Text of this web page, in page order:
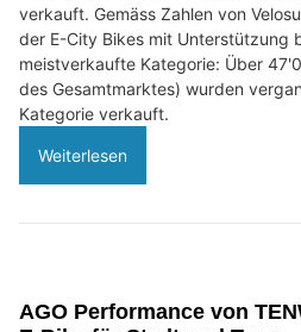
verkauft. Gemäss Zahlen von
der E-City Bikes mit Unterstützung
meistverkaufte Kategorie: Über
des Gesamtmarktes) wurden
Kategorie verkauft.
Weiterlesen
AGO Performance von